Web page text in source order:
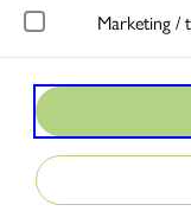
Noodzakelijk
Google Analytics
Matomo
Marketing /
LinkedIn
Meet gedrag van
Google Ads
Bij interactie met